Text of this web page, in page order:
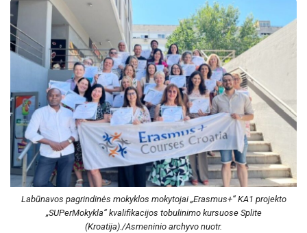
Labūnavos pagrindinės mokyklos mokytojai „Erasmus+“ KA1 projekto
„SUPerMokykla“ kvalifikacijos tobulinimo kursuose Splite
(Kroatija)./Asmeninio archyvo nuotr.